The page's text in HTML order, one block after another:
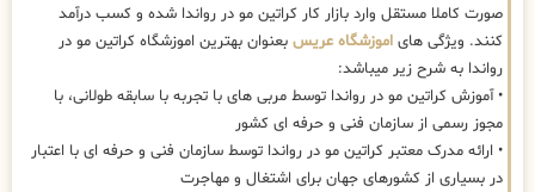
صورت کاملا مستقل وارد بازار کار کراتین مو در رواندا شده و کسب درآمد
کنند. ویژگی های اموزشگاه عریس بعنوان بهترین اموزشگاه کراتین مو در
رواندا به شرح زیر میباشد:
• آموزش کراتین مو در رواندا توسط مربی های با تجربه با سابقه طولانی، با
مجوز رسمی از سازمان فنی و حرفه ای کشور
• ارائه مدرک معتبر کراتین مو در رواندا توسط سازمان فنی و حرفه ای با اعتبار
در بسیاری از کشورهای جهان برای اشتغال و مهاجرت